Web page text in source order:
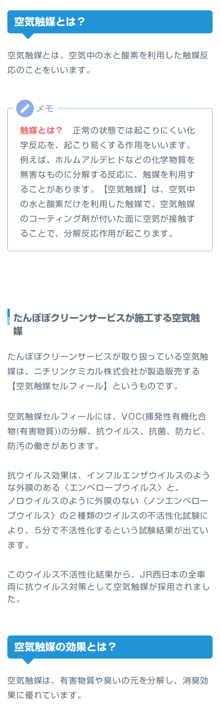
空気触媒とは？
空気触媒とは、空気中の水と酸素を利用した触媒反
応のことをいいます。
触媒とは？
正常の状態では起こりにくい化
学反応を、起こり易くする作用をいいます。
例えば、ホルムアルデヒドなどの化学物質を
無害なものに分解する反応に、触媒を利用す
ることがあります。【空気触媒】は、空気中
の水と酸素だけを利用した触媒で、空気触媒
のコーティング剤が付いた面に空気が接触す
ることで、分解反応作用が起こります。
たんぽぽクリーンサービスが施工する空気触
媒
たんぽぽクリーンサービスが取り扱っている空気触
媒は、ニチリンケミカル株式会社が製造販売する
【空気触媒セルフィール】というものです。
空気触媒セルフィールには、VOC(揮発性有機化合
物(有害物質))の分解、抗ウイルス、抗菌、防カビ、
防汚の働きがあります。
抗ウイルス効果は、インフルエンザウイルスのよう
な外膜のある〈エンベロープウイルス〉と、
ノロウイルスのように外膜のない〈ノンエンベロー
プウイルス〉の２種類のウイルスの不活性化試験に
より、５分で不活性化するという試験結果が出てい
ます。
このウイルス不活性化結果から、JR西日本の全車
両に抗ウイルス対策として空気触媒が採用されまし
た。
空気触媒の効果とは？
空気触媒は、有害物質や臭いの元を分解し、消臭効
果に優れています。